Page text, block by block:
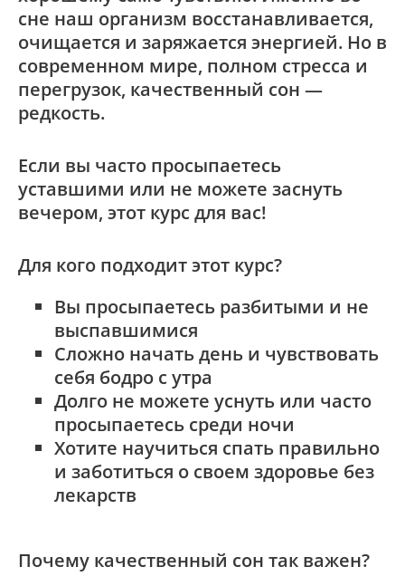
сне наш организм восстанавливается,
очищается и заряжается энергией. Но в
современном мире, полном стресса и
перегрузок, качественный сон —
редкость.
Если вы часто просыпаетесь
уставшими или не можете заснуть
вечером, этот курс для вас!
Для кого подходит этот курс?
Вы просыпаетесь разбитыми и не
выспавшимися
Сложно начать день и чувствовать
себя бодро с утра
Долго не можете уснуть или часто
просыпаетесь среди ночи
Хотите научиться спать правильно
и заботиться о своем здоровье без
лекарств
Почему качественный сон так важен?